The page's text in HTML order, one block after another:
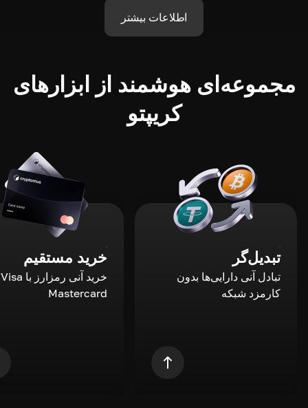
اطلاعات بیشتر
مجموعه‌ای هوشمند از ابزارهای
کریپتو
تبدیل‌گر
تبادل آنی دارایی‌ها بدون
کارمزد شبکه
خرید مستقیم
Mastercard